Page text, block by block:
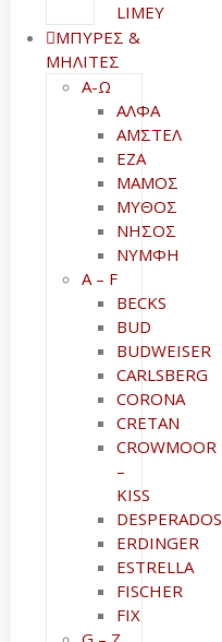
LIMEY
ΜΠΥΡΕΣ &
ΜΗΛΙΤΕΣ
Α-Ω
ΑΛΦΑ
ΑΜΣΤΕΛ
ΕΖΑ
ΜΑΜΟΣ
ΜΥΘΟΣ
ΝΗΣΟΣ
ΝΥΜΦΗ
A – F
BECKS
BUD
BUDWEISER
CARLSBERG
CORONA
CRETAN
CROWMOOR
–
KISS
DESPERADOS
ERDINGER
ESTRELLA
FISCHER
FIX